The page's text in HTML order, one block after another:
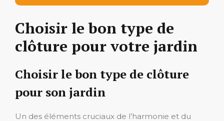
Choisir le bon type de
clôture pour votre jardin
Choisir le bon type de clôture
pour son jardin
Un des éléments cruciaux de l’harmonie et du